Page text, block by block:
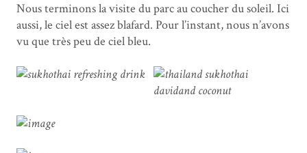
Nous terminons la visite du parc au coucher du soleil. Ici
aussi, le ciel est assez blafard. Pour l’instant, nous n’avons
vu que très peu de ciel bleu.